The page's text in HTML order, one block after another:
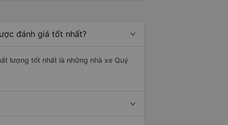
đánh giá tốt nhất?
lượng tốt nhất là những nhà xe Quý